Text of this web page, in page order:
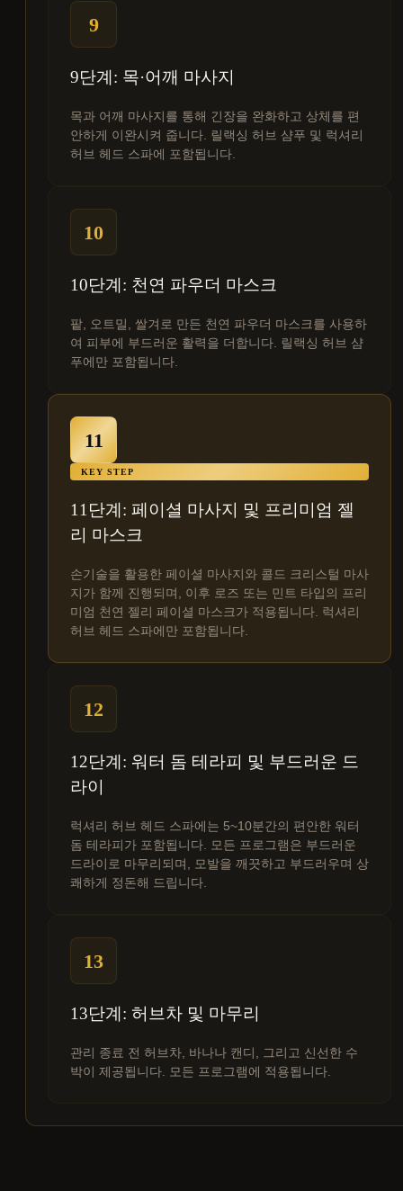
9
9단계: 목·어깨 마사지
목과 어깨 마사지를 통해 긴장을 완화하고 상체를 편
안하게 이완시켜 줍니다. 릴랙싱 허브 샴푸 및 럭셔리
허브 헤드 스파에 포함됩니다.
10
10단계: 천연 파우더 마스크
팥, 오트밀, 쌀겨로 만든 천연 파우더 마스크를 사용하
여 피부에 부드러운 활력을 더합니다. 릴랙싱 허브 샴
푸에만 포함됩니다.
11
KEY STEP
11단계: 페이셜 마사지 및 프리미엄 젤
리 마스크
손기술을 활용한 페이셜 마사지와 콜드 크리스털 마사
지가 함께 진행되며, 이후 로즈 또는 민트 타입의 프리
미엄 천연 젤리 페이셜 마스크가 적용됩니다. 럭셔리
허브 헤드 스파에만 포함됩니다.
12
12단계: 워터 돔 테라피 및 부드러운 드
라이
럭셔리 허브 헤드 스파에는 5~10분간의 편안한 워터
돔 테라피가 포함됩니다. 모든 프로그램은 부드러운
드라이로 마무리되며, 모발을 깨끗하고 부드러우며 상
쾌하게 정돈해 드립니다.
13
13단계: 허브차 및 마무리
관리 종료 전 허브차, 바나나 캔디, 그리고 신선한 수
박이 제공됩니다. 모든 프로그램에 적용됩니다.